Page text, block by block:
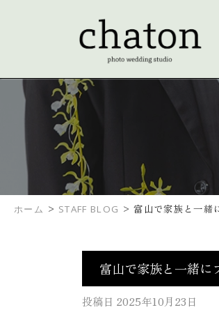
ホーム > STAFF BLOG >富山で家族と一緒
富山で家族と一緒に
投稿日 2025年10月23日